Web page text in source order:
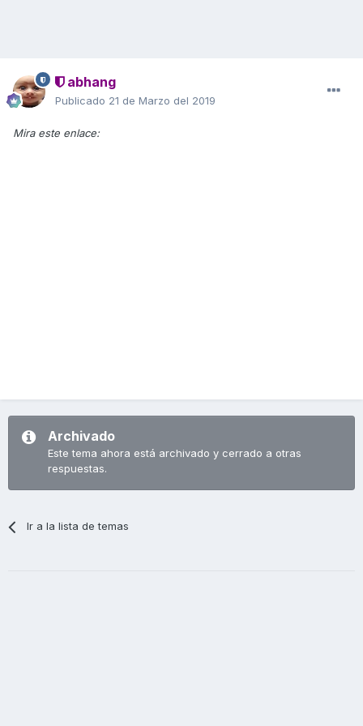
abhang
Publicado 21 de Marzo del 2019
Mira este enlace:
Archivado
Este tema ahora está archivado y cerrado a otras
respuestas.
Ir a la lista de temas